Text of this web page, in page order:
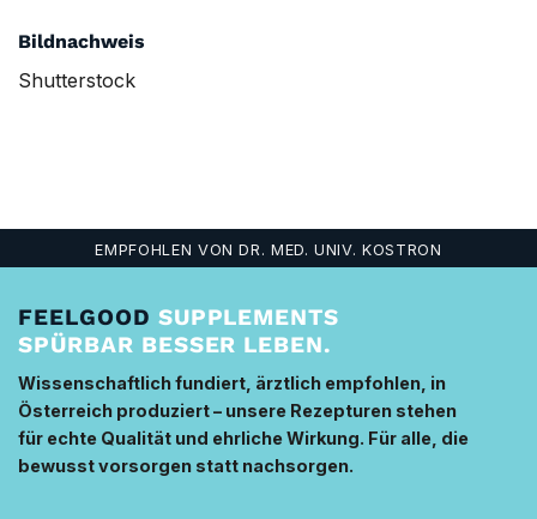
Bildnachweis
Shutterstock
EMPFOHLEN VON DR. MED. UNIV. KOSTRON
FEELGOOD SUPPLEMENTS
SPÜRBAR BESSER LEBEN.
Wissenschaftlich fundiert, ärztlich empfohlen, in
Österreich produziert – unsere Rezepturen stehen
für echte Qualität und ehrliche Wirkung. Für alle, die
bewusst vorsorgen statt nachsorgen.